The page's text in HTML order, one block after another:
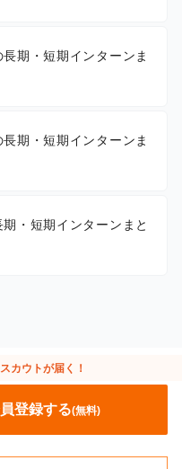
期・短期インターンま
期・短期インターンま
・短期インターンまと
カウトが届く！
登録する(無料)